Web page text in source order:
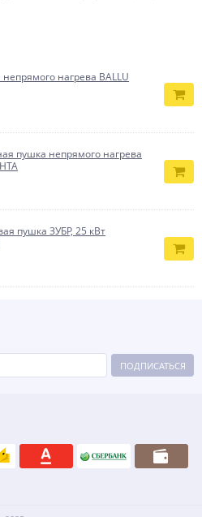
нагрева BALLU
пушка непрямого нагрева
пушка ЗУБР, 25 кВт
ПОДПИСАТЬСЯ